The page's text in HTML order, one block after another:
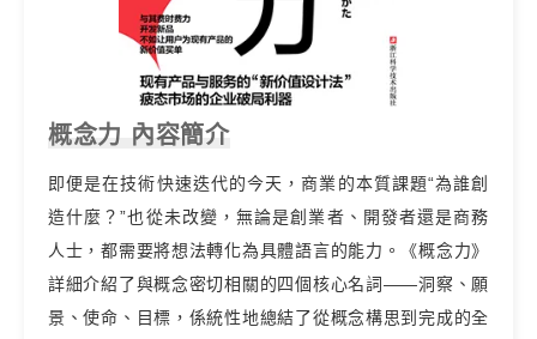
概念力 內容簡介
即便是在技術快速迭代的今天，商業的本質課題“為誰創
造什麼？”也從未改變，無論是創業者、開發者還是商務
人士，都需要將想法轉化為具體語言的能力。《概念力》
詳細介紹了與概念密切相關的四個核心名詞——洞察、願
景、使命、目標，係統性地總結了從概念構思到完成的全